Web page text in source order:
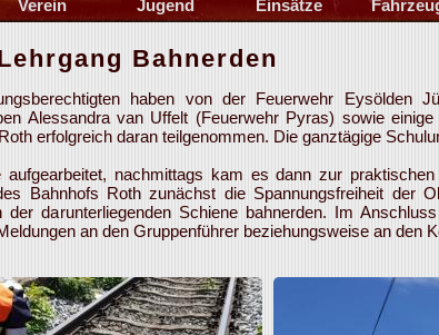
Verein
Chronik
Berichte
Termine
Mitglieder
Verleih
Jugend
Berichte
Übungsplan
Termine
Mitglieder
Einsätze
2025
Archiv
Statistik
MZA
Bahnerden
haben von der Feuerwehr Eysölden
Alessandra van Uffelt (Feuerwehr Pyras) sowie
erfolgreich daran teilgenommen. Die ganztägige
aufgearbeitet, nachmittags kam es dann zur
Bahnhofs Roth zunächst die Spannungsfreiheit der
der darunterliegenden Schiene bahnerden. Im
an den Gruppenführer beziehungsweise an den